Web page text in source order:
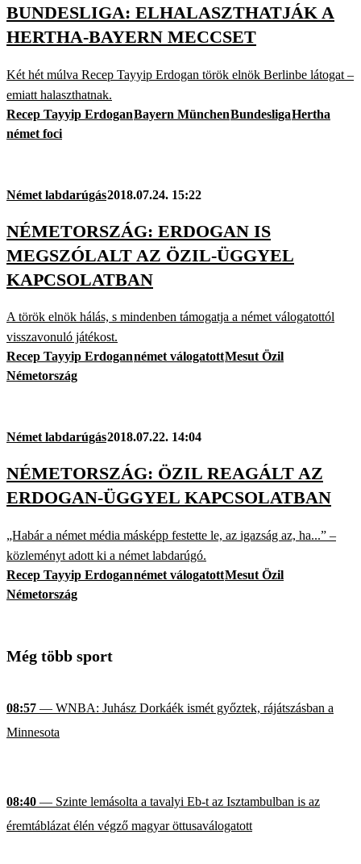
BUNDESLIGA: ELHALASZTHATJÁK A
HERTHA-BAYERN MECCSET
Két hét múlva Recep Tayyip Erdogan török elnök Berlinbe látogat –
emiatt halaszthatnak.
Recep Tayyip ErdoganBayern MünchenBundesligaHertha
német foci
Német labdarúgás2018.07.24. 15:22
NÉMETORSZÁG: ERDOGAN IS
MEGSZÓLALT AZ ÖZIL-ÜGGYEL
KAPCSOLATBAN
A török elnök hálás, s mindenben támogatja a német válogatottól
visszavonuló játékost.
Recep Tayyip Erdogannémet válogatottMesut Özil
Németország
Német labdarúgás2018.07.22. 14:04
NÉMETORSZÁG: ÖZIL REAGÁLT AZ
ERDOGAN-ÜGGYEL KAPCSOLATBAN
„Habár a német média másképp festette le, az igazság az, ha...” –
közleményt adott ki a német labdarúgó.
Recep Tayyip Erdogannémet válogatottMesut Özil
Németország
Még több sport
08:57 — WNBA: Juhász Dorkáék ismét győztek, rájátszásban a
Minnesota
08:40 — Szinte lemásolta a tavalyi Eb-t az Isztambulban is az
éremtáblázat élén végző magyar öttusaválogatott